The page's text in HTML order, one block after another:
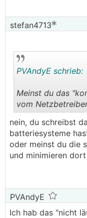
stefan4713
PVAndyE schrieb:
Meinst du das
vom
nein, du schreibst
batteriesysteme
oder meinst du die
und minimieren
PVAndyE
Ich hab das "nicht